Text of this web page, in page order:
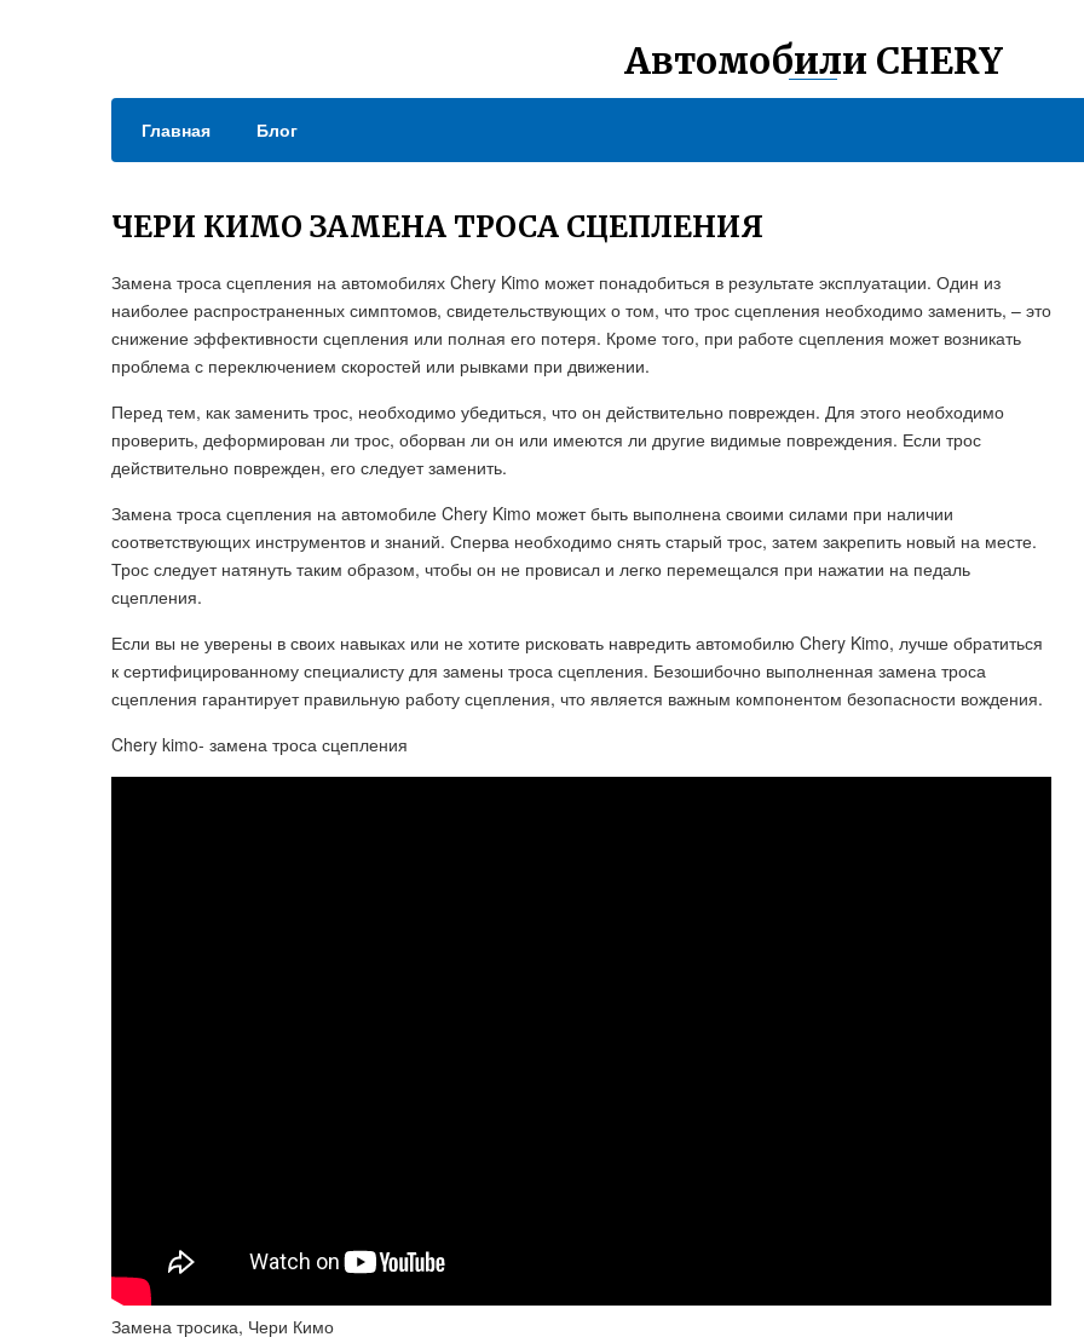
Автомобили CHERY
Главная Блог
ЧЕРИ КИМО ЗАМЕНА ТРОСА СЦЕПЛЕНИЯ
Замена троса сцепления на автомобилях Chery Kimo может понадобиться в результате эксплуатации. Один из
наиболее распространенных симптомов, свидетельствующих о том, что трос сцепления необходимо заменить, – это
снижение эффективности сцепления или полная его потеря. Кроме того, при работе сцепления может возникать
проблема с переключением скоростей или рывками при движении.
Перед тем, как заменить трос, необходимо убедиться, что он действительно поврежден. Для этого необходимо
проверить, деформирован ли трос, оборван ли он или имеются ли другие видимые повреждения. Если трос
действительно поврежден, его следует заменить.
Замена троса сцепления на автомобиле Chery Kimo может быть выполнена своими силами при наличии
соответствующих инструментов и знаний. Сперва необходимо снять старый трос, затем закрепить новый на месте.
Трос следует натянуть таким образом, чтобы он не провисал и легко перемещался при нажатии на педаль
сцепления.
Если вы не уверены в своих навыках или не хотите рисковать навредить автомобилю Chery Kimo, лучше обратиться
к сертифицированному специалисту для замены троса сцепления. Безошибочно выполненная замена троса
сцепления гарантирует правильную работу сцепления, что является важным компонентом безопасности вождения.
Chery kimo- замена троса сцепления
Замена тросика, Чери Кимо